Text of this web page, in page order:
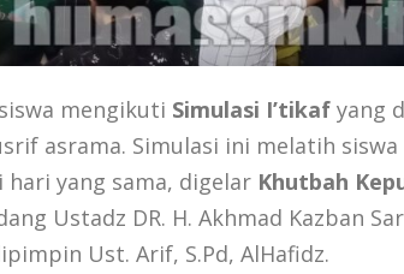
mengikuti Simulasi I’tikaf yang
asrama. Simulasi ini melatih
hari yang sama, digelar Khutbah
Ustadz DR. H. Akhmad Kazban
Ust. Arif, S.Pd, AlHafidz.